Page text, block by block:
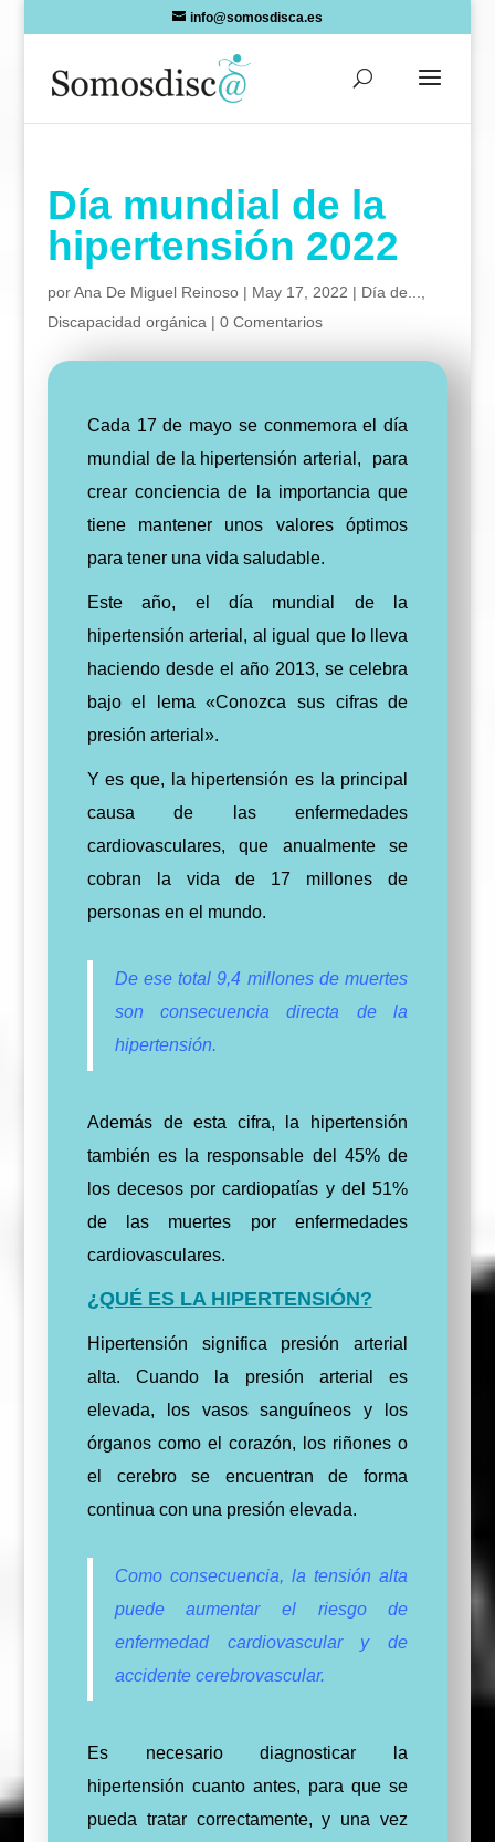
info@somosdisca.es
Día mundial de la
hipertensión 2022
porAna De Miguel Reinoso| May 17, 2022 | Día de...
Discapacidad orgánica | 0 Comentarios
Cada 17 de mayo se conmemora el día
mundial de la hipertensión arterial, para
crear conciencia de la importancia que
tiene mantener unos valores óptimos
para tener una vida saludable.
Este año, el día mundial de la
hipertensión arterial, al igual que lo lleva
haciendo desde el año 2013, se celebra
bajo el lema «Conozca sus cifras de
presión arterial».
Y es que, la hipertensión es la principal
causa de las enfermedades
cardiovasculares, que anualmente se
cobran la vida de 17 millones de
personas en el mundo.
De ese total 9,4 millones de muertes
son consecuencia directa de la
hipertensión.
Además de esta cifra, la hipertensión
también es la responsable del 45% de
los decesos por cardiopatías y del 51%
de las muertes por enfermedades
cardiovasculares.
¿QUÉ ES LA HIPERTENSIÓN?
Hipertensión significa presión arterial
alta. Cuando la presión arterial es
elevada, los vasos sanguíneos y los
órganos como el corazón, los riñones o
el cerebro se encuentran de forma
continua con una presión elevada.
Como consecuencia, la tensión alta
puede aumentar el riesgo de
enfermedad cardiovascular y de
accidente cerebrovascular.
Es necesario diagnosticar la
hipertensión cuanto antes, para que se
pueda tratar correctamente, y una vez